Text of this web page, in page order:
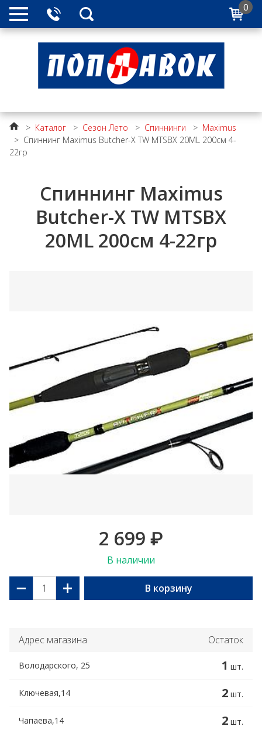
0
> Каталог > Сезон Лето > Спиннинги > Maximus
> Спиннинг Maximus Butcher-X TW MTSBX 20ML 200см 4-
22гр
Спиннинг Maximus
Butcher-X TW MTSBX
20ML 200см 4-22гр
2 699 ₽
В наличии
− + В корзину
Адрес магазина Остаток
Володарского, 25 1 шт.
Ключевая,14 2 шт.
Чапаева,14 2 шт.